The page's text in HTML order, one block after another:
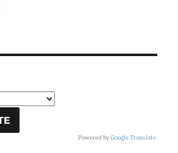
Powered byGoogle Translate.